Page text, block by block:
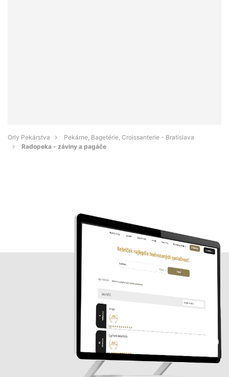
Orly Pekárstva
Pekárne, Bagetérie, Croissanterie - Bratislava
Radopeka - záviny a pagáče